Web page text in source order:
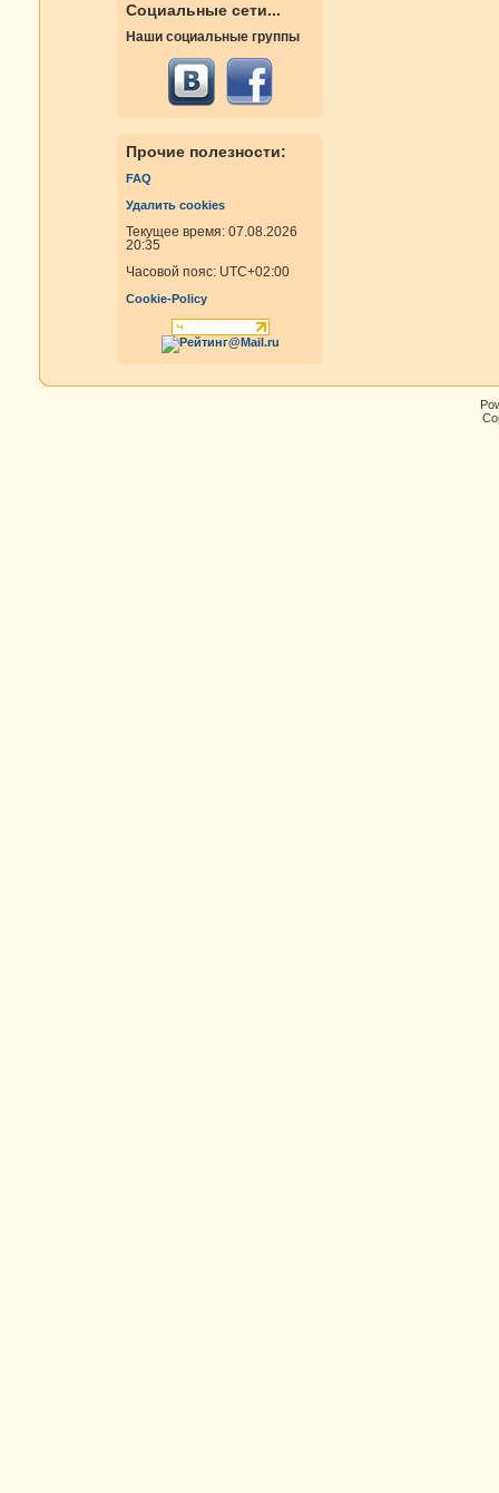
Социальные сети...
Наши социальные группы
Прочие полезности:
FAQ
Удалить cookies
Текущее время: 07.08.2026
20:35
Часовой пояс: UTC+02:00
Cookie-Policy